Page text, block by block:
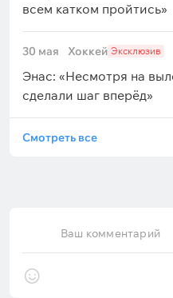
всем катком пройтись»
30 мая Хоккей Эксклюзив
Энас: «Несмотря на
сделали шаг вперёд»
Смотреть все
Ваш комментарий